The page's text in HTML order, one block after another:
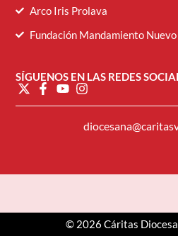
Arco Iris Prolava
Fundación Mandamiento Nuevo
SÍGUENOS EN LAS REDES
© 2026 Cáritas